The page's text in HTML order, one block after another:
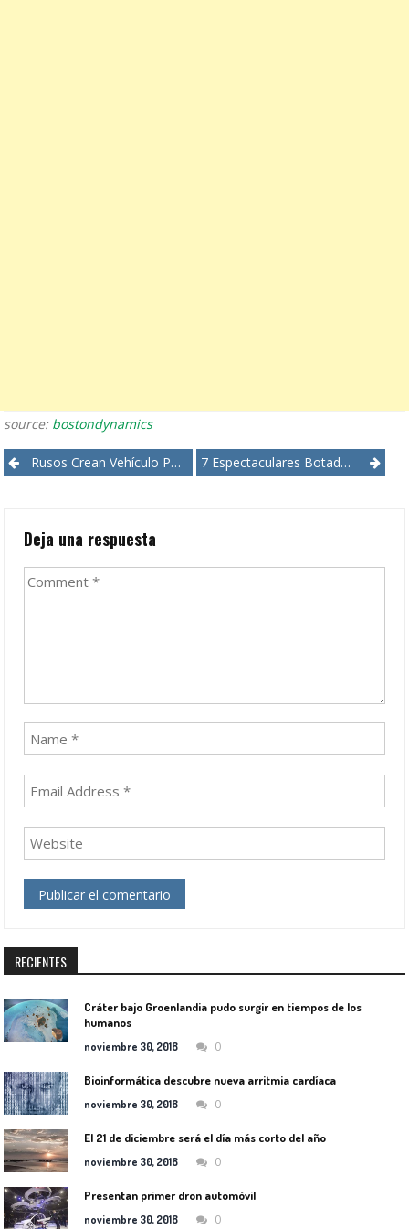
source: bostondynamics
PostRusos Crean Vehículo Para Sobrevivir Cualquier Desastre 7 Espectaculares Botaduras Laterales De Barcos
Deja una respuesta
RECIENTES
Cráter bajo Groenlandia pudo surgir en tiempos de los
humanos
noviembre 30, 2018 0
Bioinformática descubre nueva arritmia cardíaca
noviembre 30, 2018 0
El 21 de diciembre será el día más corto del año
noviembre 30, 2018 0
Presentan primer dron automóvil
noviembre 30, 2018 0